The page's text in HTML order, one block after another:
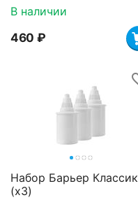
В наличии
‍460‍ ₽
Набор Барьер Классик
(х3)